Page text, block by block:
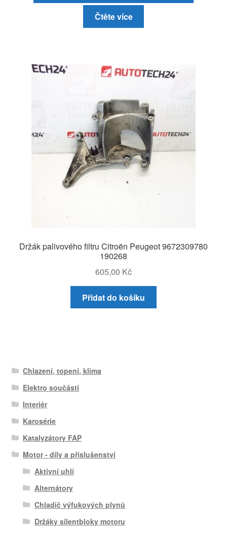
Čtěte více
Držák palivového filtru Citroën Peugeot 9672309780
190268
605,00 Kč
Přidat do košíku
Chlazení, topení, klima
Elektro součásti
Interiér
Karosérie
Katalyzátory FAP
Motor - díly a příslušenství
Aktivní uhlí
Alternátory
Chladič výfukových plynů
Držáky silentbloky motoru